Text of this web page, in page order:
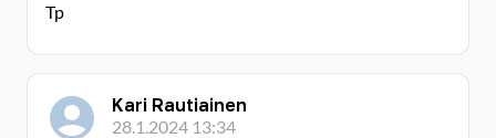
Tp
Kari Rautiainen
28.1.2024 13:34